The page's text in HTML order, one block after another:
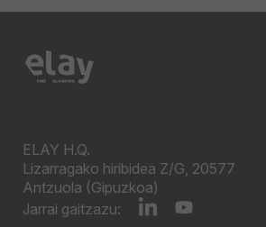
ELAY H.Q.
Lizarragako hiribidea Z/G, 20577
Antzuola (Gipuzkoa)
Jarrai gaitzazu: